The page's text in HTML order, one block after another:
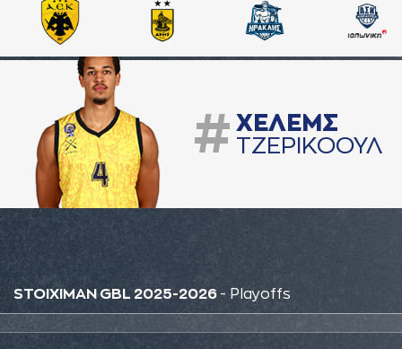
# ΧΕΛΕΜΣ
ΤΖΕΡΙΚΟΟΥΛ
STOIXIMAN GBL 2025-2026 - Playoffs